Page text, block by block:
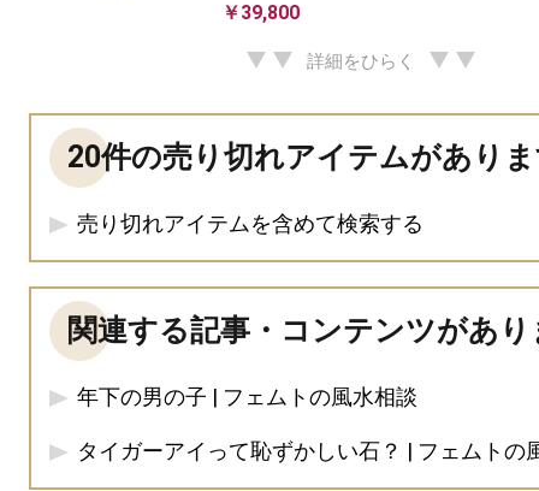
￥39,800
詳細をひらく
20件の売り切れアイテムがあり
売り切れアイテムを含めて検索する
関連する記事・コンテンツがあ
年下の男の子 | フェムトの風水相談
タイガーアイって恥ずかしい石？ | フェムトの